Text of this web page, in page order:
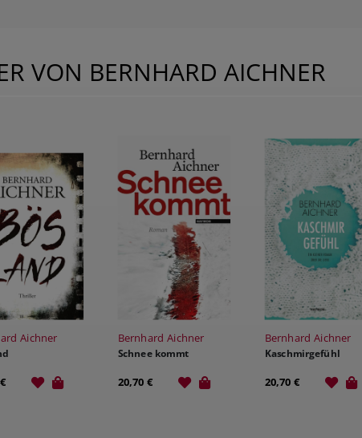
VON BERNHARD AICHNER
Aichner Bernhard Aichner
Schnee kommt
20,70 €
Bernhard Aichner
Kaschmirgefühl
20,70 €